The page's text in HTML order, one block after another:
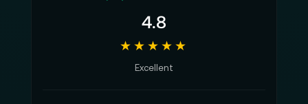
4.8
★★★★★
Excellent